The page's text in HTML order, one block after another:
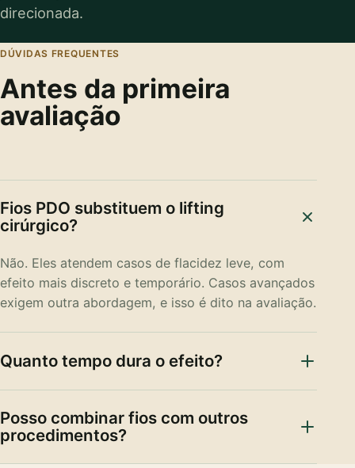
direcionada.
DÚVIDAS FREQUENTES
Antes da primeira
avaliação
Fios PDO substituem o lifting
cirúrgico?
Não. Eles atendem casos de flacidez leve, com
efeito mais discreto e temporário. Casos avançados
exigem outra abordagem, e isso é dito na avaliação.
Quanto tempo dura o efeito?
Posso combinar fios com outros
procedimentos?